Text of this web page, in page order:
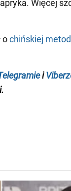
Więcej
ochińskiej
i
.